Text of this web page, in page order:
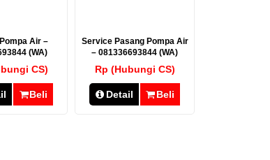
Air –
(WA)
CS)
Beli
Service Pasang Pompa Air
– 081336693844 (WA)
Rp (Hubungi CS)
Detail Beli